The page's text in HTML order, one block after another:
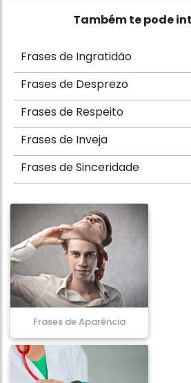
Também te pode
Frases de Ingratidão
Frases de Desprezo
Frases de Respeito
Frases de Inveja
Frases de Sinceridade
Frases de Aparência